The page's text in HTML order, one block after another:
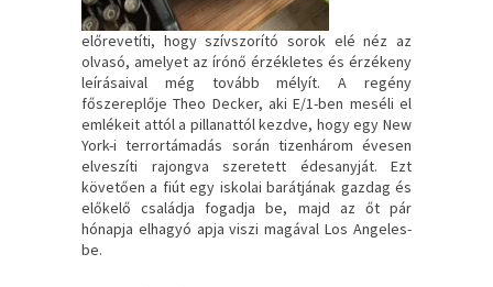
előrevetíti, hogy szívszorító sorok elé néz az
olvasó, amelyet az írónő érzékletes és érzékeny
leírásaival még tovább mélyít. A regény
főszereplője Theo Decker, aki E/1-ben meséli el
emlékeit attól a pillanattól kezdve, hogy egy New
York-i terrortámadás során tizenhárom évesen
elveszíti rajongva szeretett édesanyját. Ezt
követően a fiút egy iskolai barátjának gazdag és
előkelő családja fogadja be, majd az őt pár
hónapja elhagyó apja viszi magával Los Angeles-
be.